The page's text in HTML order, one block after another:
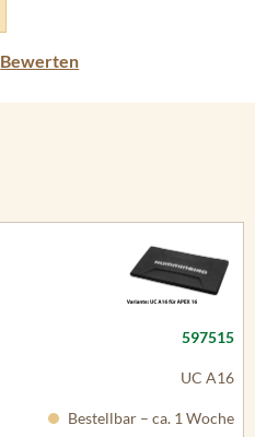
Bewerten
597515
UC A16
Bestellbar – ca. 1 Woche